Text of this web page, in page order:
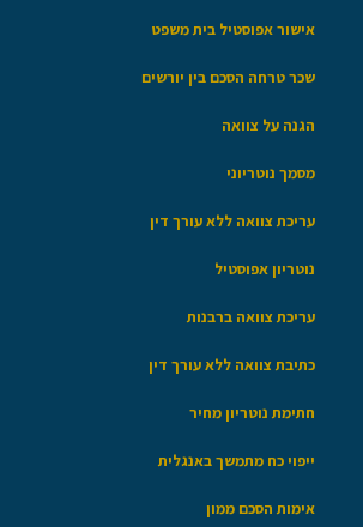
אישור אפוסטיל בית משפט
שכר טרחה הסכם בין יורשים
הגנה על צוואה
מסמך נוטריוני
עריכת צוואה ללא עורך דין
נוטריון אפוסטיל
עריכת צוואה ברבנות
כתיבת צוואה ללא עורך דין
חתימת נוטריון מחיר
ייפוי כח מתמשך באנגלית
אימות הסכם ממון